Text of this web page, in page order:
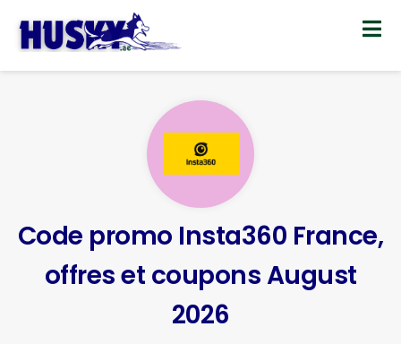
Code promo Insta360 France,
offres et coupons August
2026